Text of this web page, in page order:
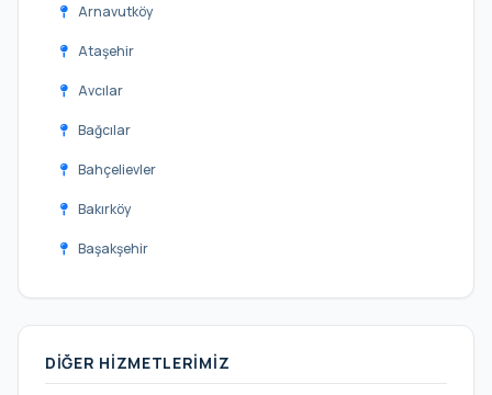
Arnavutköy
Ataşehir
Avcılar
Bağcılar
Bahçelievler
Bakırköy
Başakşehir
Beşiktaş
Beykoz
DIĞER HIZMETLERIMIZ